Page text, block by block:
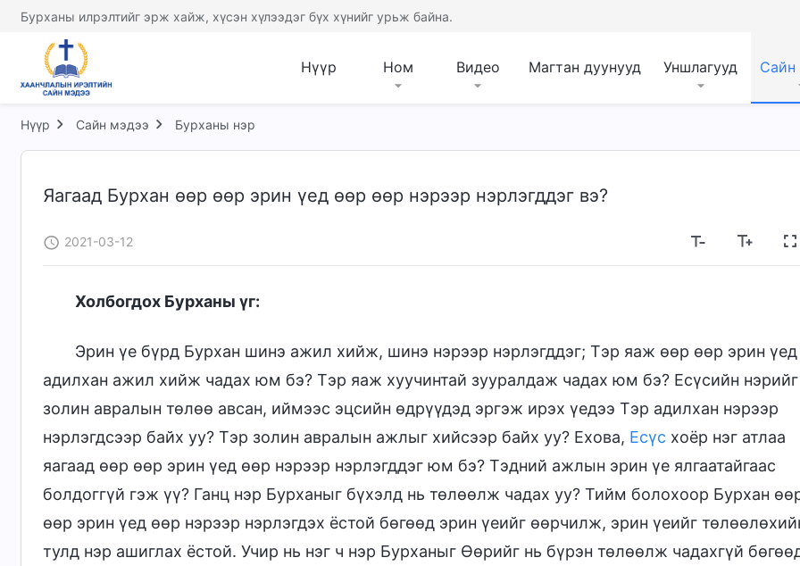
Бурханы илрэлтийг эрж хайж, хүсэн хүлээдэг бүх хүнийг урьж байна.
Нүүр Ном Видео Магтан дуунууд Уншлагууд Сайн
Нүүр Сайн мэдээ Бурханы нэр
Яагаад Бурхан өөр өөр эрин үед өөр өөр нэрээр нэрлэгддэг вэ?
2021-03-12
Холбогдох Бурханы үг:
Эрин үе бүрд Бурхан шинэ ажил хийж, шинэ нэрээр нэрлэгддэг; Тэр яаж өөр өөр эрин үед
адилхан ажил хийж чадах юм бэ? Тэр яаж хуучинтай зууралдаж чадах юм бэ? Есүсийн нэрийг
золин авралын төлөө авсан, иймээс эцсийн өдрүүдэд эргэж ирэх үедээ Тэр адилхан нэрээр
нэрлэгдсээр байх уу? Тэр золин авралын ажлыг хийсээр байх уу? Ехова, Есүс хоёр нэг атлаа
яагаад өөр өөр эрин үед өөр нэрээр нэрлэгддэг юм бэ? Тэдний ажлын эрин үе ялгаатайгаас
болдоггүй гэж үү? Ганц нэр Бурханыг бүхэлд нь төлөөлж чадах уу? Тийм болохоор Бурхан
өөр эрин үед өөр нэрээр нэрлэгдэх ёстой бөгөөд эрин үеийг өөрчилж, эрин үеийг
тулд нэр ашиглах ёстой. Учир нь нэг ч нэр Бурханыг Өөрийг нь бүрэн төлөөлж чадахгүй